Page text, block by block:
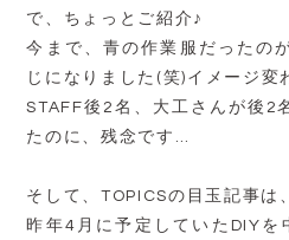
で、ちょっとご紹介♪
今まで、青の作業服だったの
じになりました(笑)イメージ変
STAFF後2名、大工さんが後2
たのに、残念です…
そして、TOPICSの目玉記事は
昨年4月に予定していたDIYを